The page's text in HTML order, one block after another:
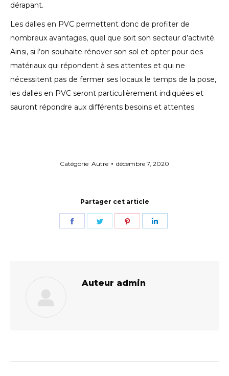
dérapant.
Les dalles en PVC permettent donc de profiter de
nombreux avantages, quel que soit son secteur d’activité.
Ainsi, si l’on souhaite rénover son sol et opter pour des
matériaux qui répondent à ses attentes et qui ne
nécessitent pas de fermer ses locaux le temps de la pose,
les dalles en PVC seront particulièrement indiquées et
sauront répondre aux différents besoins et attentes.
Catégorie Autre décembre 7, 2020
Partager cet article
Share
Share
Share
Auteur admin